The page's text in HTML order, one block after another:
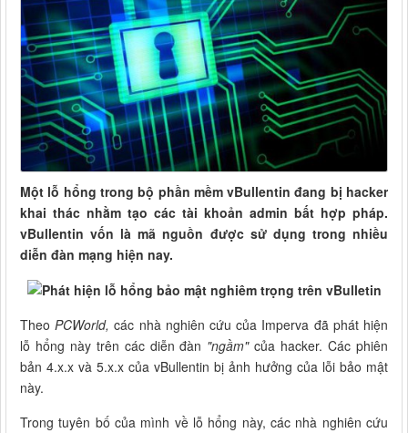
Một lỗ hổng trong bộ phần mềm vBullentin đang bị hacker
khai thác nhằm tạo các tài khoản admin bất hợp pháp.
vBullentin vốn là mã nguồn được sử dụng trong nhiều
diễn đàn mạng hiện nay.
TheoPCWorld, các nhà nghiên cứu của Imperva đã phát hiện
lỗ hổng này trên các diễn đàn "ngầm"của hacker. Các phiên
bản 4.x.x và 5.x.x của vBullentin bị ảnh hưởng của lỗi bảo mật
này.
Trong tuyên bố của mình về lỗ hổng này, các nhà nghiên cứu